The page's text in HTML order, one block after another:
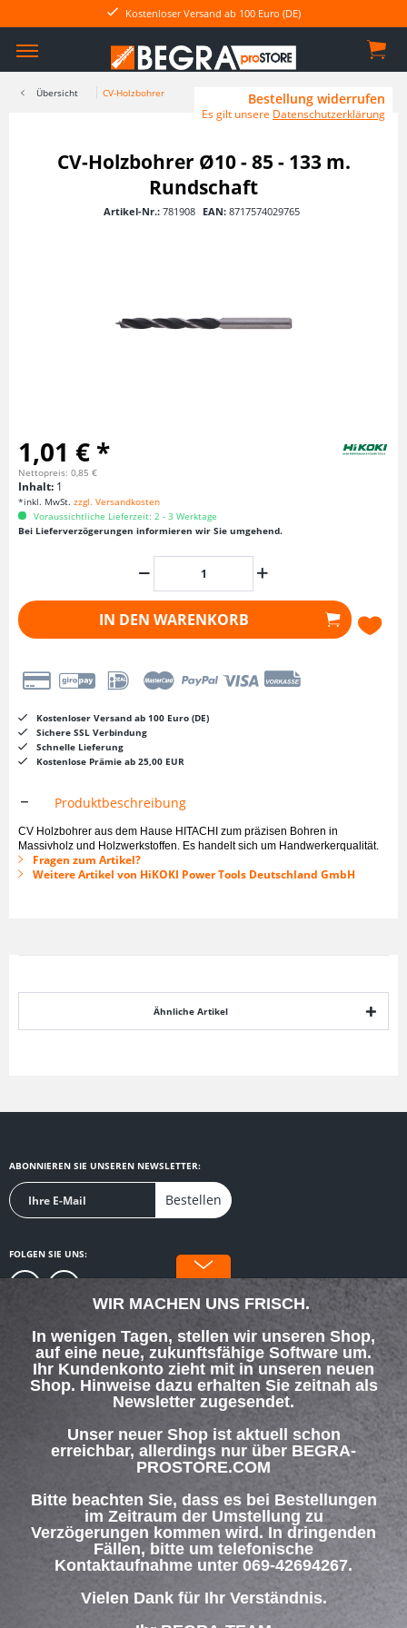
Kostenloser Versand ab 100 Euro (DE)
Übersicht CV-Holzbohrer
CV-Holzbohrer Ø10 - 85 - 133 m.
Rundschaft
Artikel-Nr.: 781908 EAN: 8717574029765
1,01 € *
Nettopreis: 0,85 €
Inhalt: 1
*inkl. MwSt. zzgl. Versandkosten
Voraussichtliche Lieferzeit: 2 - 3 Werktage
Bei Lieferverzögerungen informieren wir Sie umgehend.
IN DEN WARENKORB
Kostenloser Versand ab 100 Euro (DE)
Sichere SSL Verbindung
Schnelle Lieferung
Kostenlose Prämie ab 25,00 EUR
Produktbeschreibung
CV Holzbohrer aus dem Hause HITACHI zum präzisen Bohren in
Massivholz und Holzwerkstoffen. Es handelt sich um Handwerkerqualität.
Fragen zum Artikel?
Weitere Artikel von HiKOKI Power Tools Deutschland GmbH
Ähnliche Artikel
ABONNIEREN SIE UNSEREN NEWSLETTER:
Bestellen
FOLGEN SIE UNS:
WIR MACHEN UNS FRISCH.
In wenigen Tagen, stellen wir unseren Shop,
auf eine neue, zukunftsfähige Software um.
Ihr Kundenkonto zieht mit in unseren neuen
Shop. Hinweise dazu erhalten Sie zeitnah als
Newsletter zugesendet.
Unser neuer Shop ist aktuell schon
erreichbar, allerdings nur über BEGRA-
PROSTORE.COM
Bitte beachten Sie, dass es bei Bestellungen
im Zeitraum der Umstellung zu
Verzögerungen kommen wird. In dringenden
Fällen, bitte um telefonische
Kontaktaufnahme unter 069-42694267.
Vielen Dank für Ihr Verständnis.
SERVICE HOTLINE
INFORMATIONEN
Über uns Hilfe / Support Kontakt
Versand und Zahlungsbedingungen Widerrufsrecht Datenschutz
AGB
Impressum
Bestellung widerrufen
Es gilt unsere Datenschutzerklärung